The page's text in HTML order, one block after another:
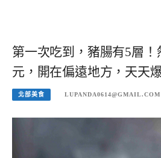
第一次吃到，豬腸有5層！
元，開在偏遠地方，天天爆
北部美食 LUPANDA0614@GMAIL.COM